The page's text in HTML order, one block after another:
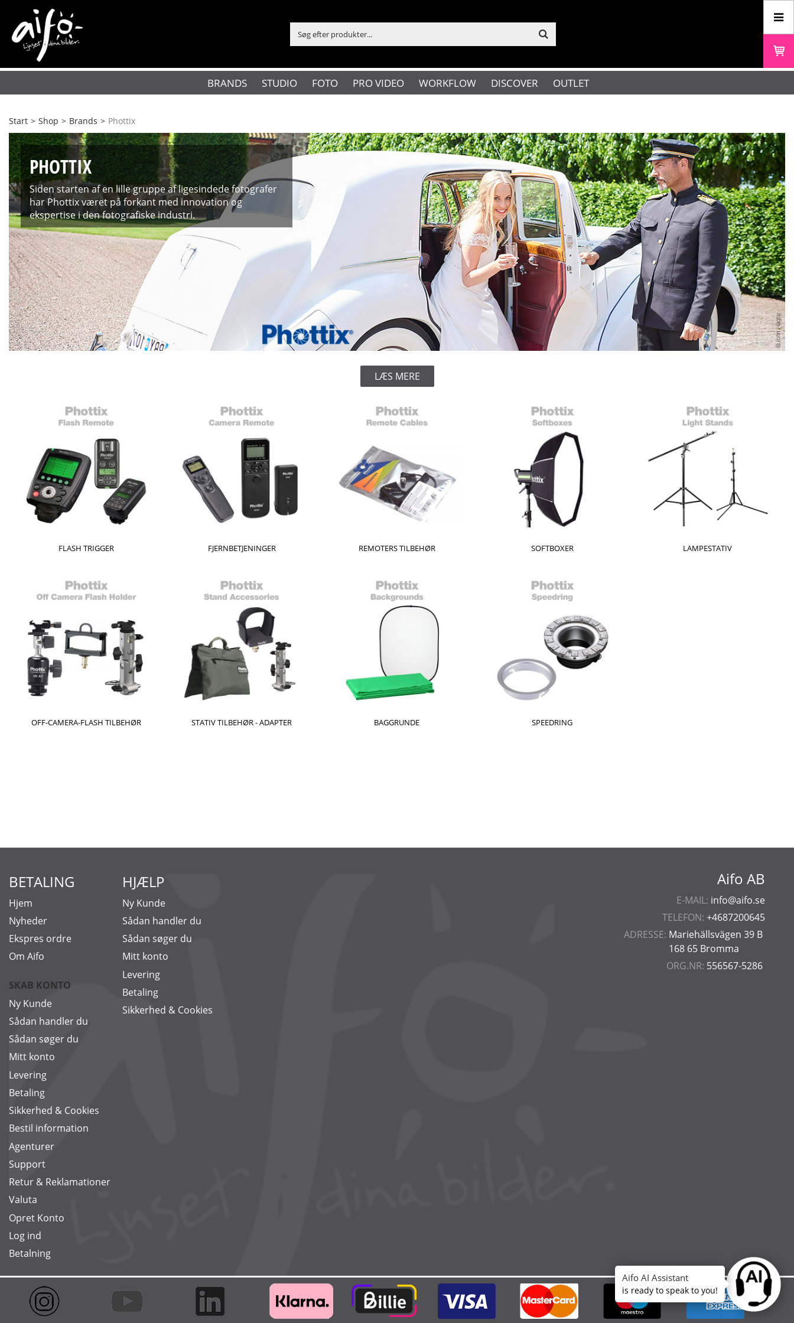
BRANDS STUDIO FOTO PRO VIDEO WORKFLOW DISCOVER OUTLET
Start > Shop > Brands > Phottix
PHOTTIX
Siden starten af ​​en lille gruppe af ligesindede fotografer
har Phottix været på forkant med innovation og
ekspertise i den fotografiske industri.
LÆS MERE
FLASH TRIGGER FJERNBETJENINGER REMOTERS TILBEHØR SOFTBOXER LAMPESTATIV
OFF-CAMERA-FLASH TILBEHØR STATIV TILBEHØR - ADAPTER BAGGRUNDE SPEEDRING
Aifo AB
E-MAIL: info@aifo.se
TELEFON: +4687200645
ADRESSE: Mariehällsvägen 39 B
168 65 Bromma
ORG.NR: 556567-5286
BETALING
Hjem
Nyheder
Ekspres ordre
Om Aifo
SKAB KONTO
Ny Kunde
Sådan handler du
Sådan søger du
Mitt konto
Levering
Betaling
Sikkerhed & Cookies
Bestil information
Agenturer
Support
Retur & Reklamationer
Valuta
Opret Konto
Log ind
Betalning
HJÆLP
Ny Kunde
Sådan handler du
Sådan søger du
Mitt konto
Levering
Betaling
Sikkerhed & Cookies
Ask
Aifo AI Assistant
is ready to speak to you!